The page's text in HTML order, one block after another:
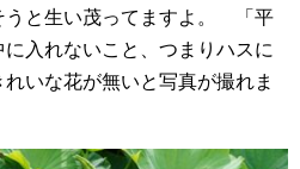
と生い茂ってますよ。 「平
入れないこと、つまりハスに
いな花が無いと写真が撮れま